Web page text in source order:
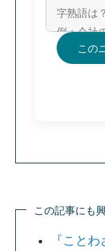
この
この記事にも
『こと